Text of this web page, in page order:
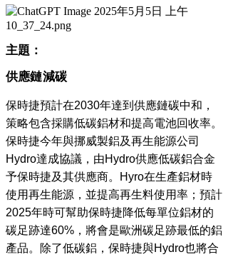
​主題：
供應鏈減碳
保時捷預計在2030年達到供應鏈碳中和，
策略包含採購低碳鋁材和提高電池回收率。
保時捷今年與挪威製鋁及再生能源公司
Hydro達成協議，由Hydro供應低碳鋁合金
予保時捷及其供應商。Hyro在生產鋁材時
使用再生能源，並提高再生料使用率；預計
2025年時可幫助保時捷降低每單位鋁材的
碳足跡達60%，將會是歐洲碳足跡最低的鋁
產品。除了低碳鋁，保時捷與Hydro也將合